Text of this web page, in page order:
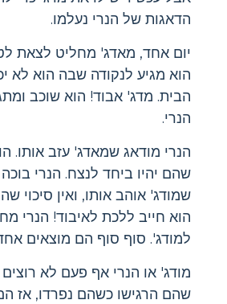
הדאגות של הנרי נעלמו.
יום אחד, מאדג' מחליט לצאת
הוא מגיע לנקודה שבה הוא לא
הבית. מדג' אבוד! הוא שוכב
הנרי.
הנרי מודאג שמאדג' עזב אותו.
שהם יהיו ביחד לנצח. הנרי
שמודג' אוהב אותו, ואין סיכוי
הוא חייב ללכת לאיבוד! הנרי
למודג'. סוף סוף הם מוצאים
מודג' או הנרי אף פעם לא
שהם הרגישו כשהם נפרדו, אז